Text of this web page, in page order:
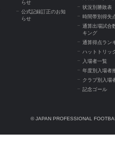
らせ
公式記録訂正のお知
らせ
状況別勝敗表
時間帯別得失
通算出場試合
キング
通算得点ラン
ハットトリッ
入場者一覧
年度別入場者
クラブ別入場
記念ゴール
© JAPAN PROFESSIONAL